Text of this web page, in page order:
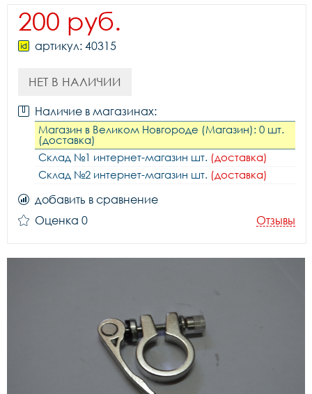
200 руб.
артикул: 40315
НЕТ В НАЛИЧИИ
Наличие в магазинах:
Магазин в Великом Новгороде (Магазин): 0 шт.
(доставка)
Склад №1 интернет-магазин шт. (доставка)
Склад №2 интернет-магазин шт. (доставка)
добавить в сравнение
Оценка 0
Отзывы